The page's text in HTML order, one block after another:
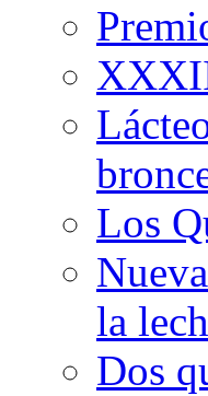
Los
la
Dos